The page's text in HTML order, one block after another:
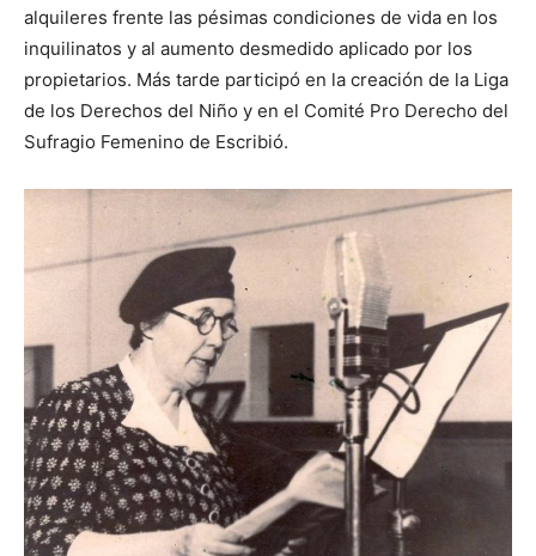
alquileres frente las pésimas condiciones de vida en los
inquilinatos y al aumento desmedido aplicado por los
propietarios. Más tarde participó en la creación de la Liga
de los Derechos del Niño y en el Comité Pro Derecho del
Sufragio Femenino de Escribió.